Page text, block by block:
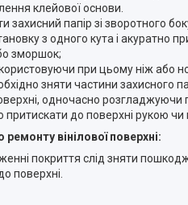
клейової основи.
захисний папір зі зворотного
з одного кута і акуратно
зморшок;
при цьому ніж або
зняти частини захисного
одночасно розгладжуючи
притискати до поверхні рукою
ремонту вінілової поверхні:
покриття слід зняти
поверхні.